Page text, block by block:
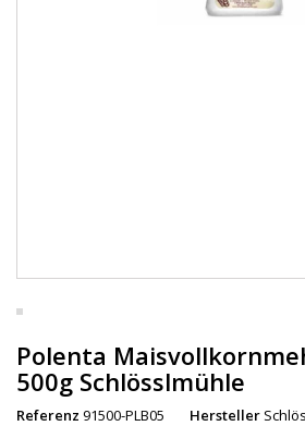
Polenta
500g Schlösslmühle
Referenz 91500-PLB05 Hersteller